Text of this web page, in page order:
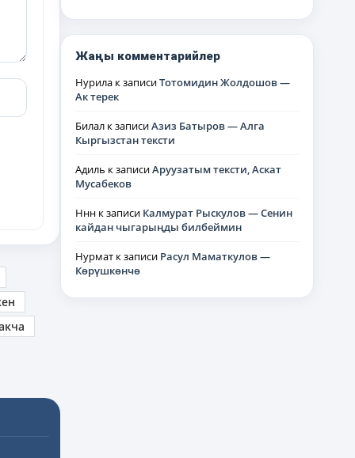
Жаңы комментарийлер
Нурила к записиТотомидин Жолдошов —
Ак терек
Билал к записиАзиз Батыров — Алга
Кыргызстан тексти
Адиль к записиАруузатым тексти, Аскат
Мусабеков
Ннн к записи Калмурат Рыскулов — Сенин
кайдан чыгарыңды билбеймин
Нурмат к записи Расул Маматкулов —
Көрүшкөнчө